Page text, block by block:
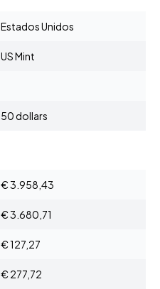
Estados Unidos
US Mint
50 dollars
€ 3.958,43
€ 3.680,71
€ 127,27
€ 277,72